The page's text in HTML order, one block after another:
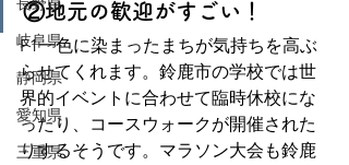
岐阜県
静岡県
愛知県
三重県
②地元の歓迎がすごい！
F1一色に染まったまちが気持ちを高ぶ
らせてくれます。鈴鹿市の学校では世
界的イベントに合わせて臨時休校にな
ったり、コースウォークが開催された
りするそうです。マラソン大会も鈴鹿